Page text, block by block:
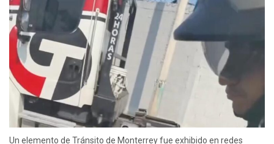
Un elemento de Tránsito de Monterrey fue exhibido en redes